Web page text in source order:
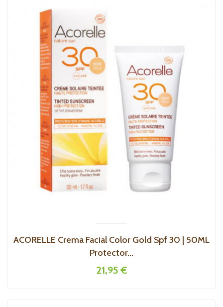
ACORELLE Crema Facial Color Gold Spf 30 | 50ML
Protector...
21,95 €